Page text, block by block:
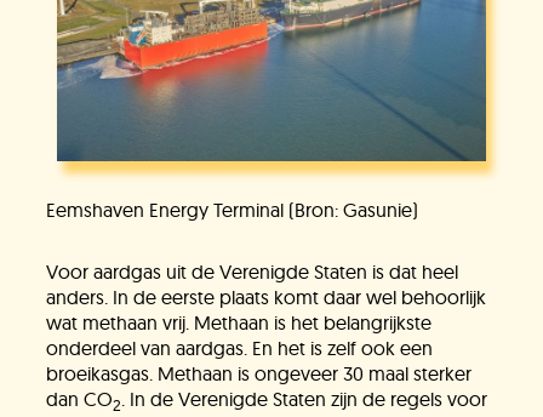
Eemshaven Energy Terminal (Bron: Gasunie)
Voor aardgas uit de Verenigde Staten is dat heel
anders. In de eerste plaats komt daar wel behoorlijk
wat methaan vrij. Methaan is het belangrijkste
onderdeel van aardgas. En het is zelf ook een
broeikasgas. Methaan is ongeveer 30 maal sterker
dan CO2. In de Verenigde Staten zijn de regels voor
KlimaatLesSnacks
Onze organisatie
KH Kids